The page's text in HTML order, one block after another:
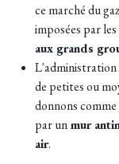
ce marché du
imposées par
aux grands
L'administration
de petites ou
donnons
par unmur
air.